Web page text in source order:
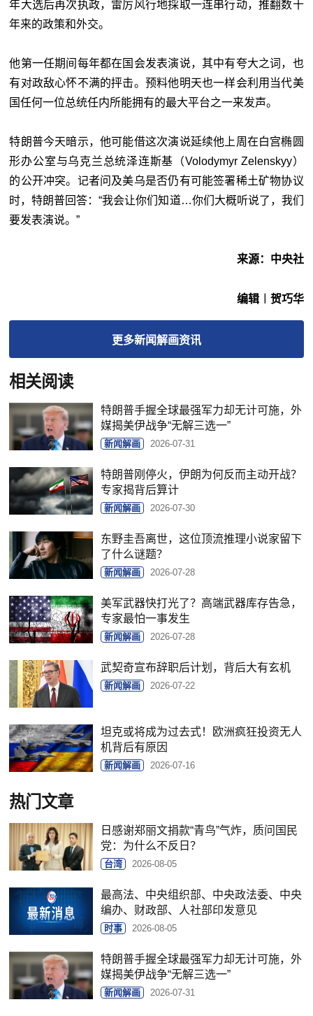
年大选后再次执政，雷厉风行地採取一连串行动，推翻数十
年来的政策和外交。
他第一任期间每年都在国会发表演说，其中有夸大之词，也
有对政敌心怀不满的抨击。预料他明天也一样会利用当代美
国任何一位总统任内所能拥有的最大平台之一来发声。
特朗普今天暗示，他可能借这次演说延续他上周在白宫椭圆
形办公室与乌克兰总统泽连斯基（Volodymyr Zelenskyy）
的公开冲突。记者问及美乌是否仍有可能签署稀土矿物协议
时，特朗普回答：“我会让你们知道…你们大概听说了，我们
要发表演说。”
来源：中央社
编辑︱贺巧华
更多新闻解画资讯
相关阅读
特朗普手握全球最强军力却无计可施，外
媒揭美伊战争“无解三选一”
新闻解画 2026-07-31
特朗普刚停火，伊朗为何反而主动开战？
专家揭背后算计
新闻解画 2026-07-30
东野圭吾离世，这位顶流推理小说家留下
了什么谜题？
新闻解画 2026-07-28
美军武器快打光了？高端武器库存告急，
专家最怕一事发生
新闻解画 2026-07-28
武契奇​宣布辞职后计划，背后大有玄机
新闻解画 2026-07-22
坦克或将成为过去式！欧洲疯狂投资无人
机背后有原因
新闻解画 2026-07-16
热门文章
日感谢郑丽文捐款“青鸟”气炸，质问国民
党：为什么不反日？
台湾 2026-08-05
最高法、中央组织部、中央政法委、中央
编办、财政部、人社部印发意见
时事 2026-08-05
特朗普手握全球最强军力却无计可施，外
媒揭美伊战争“无解三选一”
新闻解画 2026-07-31